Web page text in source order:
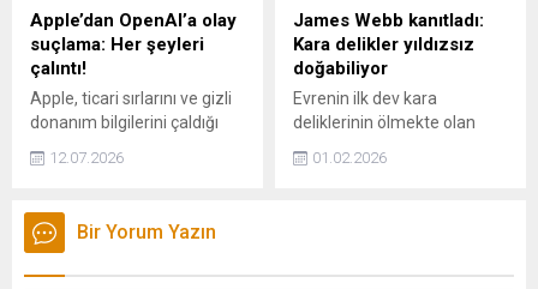
ve değerlendirme
alanlarında ortak
araştırmaların yapılması,
uzmanların ve soru
yazarlarının eğitimleri gibi
alanlarda ortak çalışmaların
geliştirilmesi için yeni...
Apple’dan OpenAI’a olay
suçlama: Her şeyleri
çalıntı!
Apple, ticari sırlarını ve gizli
donanım bilgilerini çaldığı
gerekçesiyle OpenAI ve iki
eski çalışanına dava açtı.
stratejisinin çalıntı olduğunu
belirterek faaliyetin
12.07.2026
James Webb kanıtladı:
Kara delikler yıldızsız
doğabiliyor
Evrenin ilk dev kara
deliklerinin ölmekte olan
yıldızlardan değil, devasa
gaz bulutlarının doğrudan
01.02.2026
Bir Yorum Yazın